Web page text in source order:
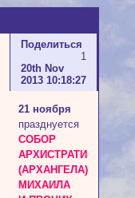
Поделиться
1
20th Nov
2013 10:18:27
21 ноября
празднуется
СОБОР
АРХИСТРАТИГА
(АРХАНГЕЛА)
МИХАИЛА